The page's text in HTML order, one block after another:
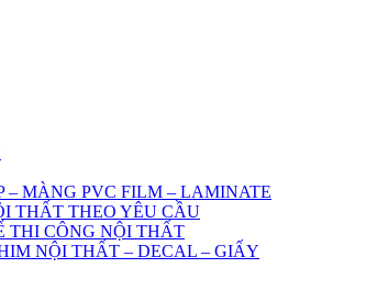
– MÀNG PVC FILM – LAMINATE
THẤT THEO YÊU CẦU
THI CÔNG NỘI THẤT
NỘI THẤT – DECAL – GIẤY